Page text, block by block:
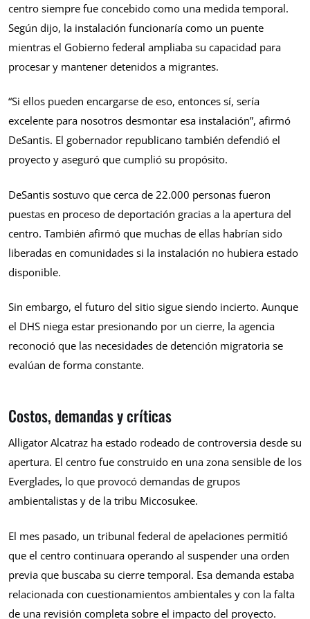
centro siempre fue concebido como una medida temporal.
Según dijo, la instalación funcionaría como un puente
mientras el Gobierno federal ampliaba su capacidad para
procesar y mantener detenidos a migrantes.
“Si ellos pueden encargarse de eso, entonces sí, sería
excelente para nosotros desmontar esa instalación”, afirmó
DeSantis. El gobernador republicano también defendió el
proyecto y aseguró que cumplió su propósito.
DeSantis sostuvo que cerca de 22.000 personas fueron
puestas en proceso de deportación gracias a la apertura del
centro. También afirmó que muchas de ellas habrían sido
liberadas en comunidades si la instalación no hubiera estado
disponible.
Sin embargo, el futuro del sitio sigue siendo incierto. Aunque
el DHS niega estar presionando por un cierre, la agencia
reconoció que las necesidades de detención migratoria se
evalúan de forma constante.
Costos, demandas y críticas
Alligator Alcatraz ha estado rodeado de controversia desde su
apertura. El centro fue construido en una zona sensible de los
Everglades, lo que provocó demandas de grupos
ambientalistas y de la tribu Miccosukee.
El mes pasado, un tribunal federal de apelaciones permitió
que el centro continuara operando al suspender una orden
previa que buscaba su cierre temporal. Esa demanda estaba
relacionada con cuestionamientos ambientales y con la falta
de una revisión completa sobre el impacto del proyecto.